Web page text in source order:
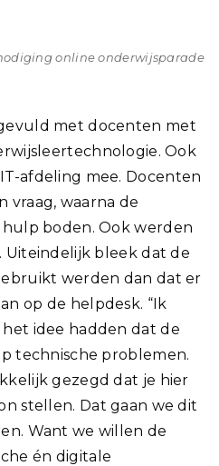
online onderwijsparade
met docenten met
Ook
afdeling mee. Docenten
vraag, waarna de
boden. Ook werden
Uiteindelijk bleek dat de
werden dan dat er
op de helpdesk. “Ik
idee hadden dat de
technische problemen.
gezegd dat je hier
stellen. Dat gaan we dit
Want we willen de
én digitale